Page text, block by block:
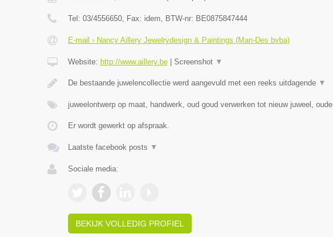
Tel: 03/4556650, Fax: idem, BTW-nr: BE0875847444
E-mail › Nancy Aillery Jewelrydesign & Paintings (Man-Des bvba)
Website: http://www.aillery.be| Screenshot ▼
De bestaande juwelencollectie werd aangevuld met een reeks uitdagende ▼
juweelontwerp op maat, handwerk, oud goud verwerken tot nieuw juweel, oude
Er wordt gewerkt op afspraak.
Laatste facebook posts ▼
Sociale media:
BEKIJK VOLLEDIG PROFIEL